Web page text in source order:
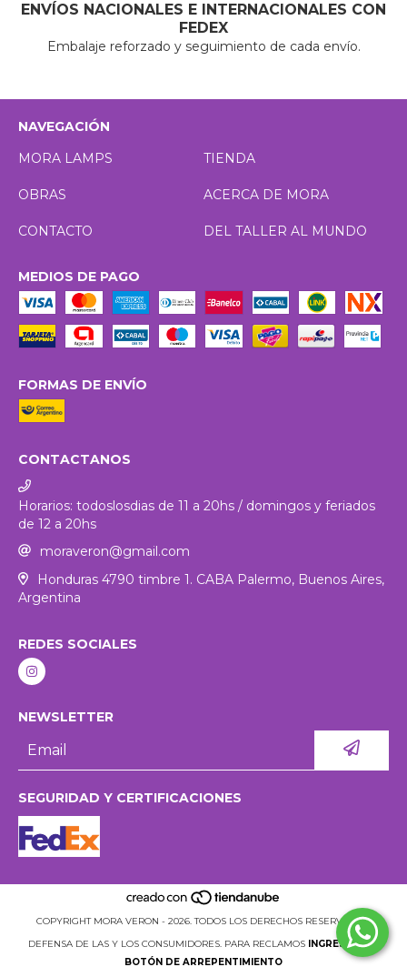
ENVÍOS NACIONALES E INTERNACIONALES CON
FEDEX
Embalaje reforzado y seguimiento de cada envío.
NAVEGACIÓN
MORA LAMPS
TIENDA
OBRAS ACERCA DE MORA
CONTACTO DEL TALLER AL MUNDO
MEDIOS DE PAGO
FORMAS DE ENVÍO
CONTACTANOS
Horarios: todoslosdias de 11 a 20hs / domingos y feriados
de 12 a 20hs
moraveron@gmail.com
Honduras 4790 timbre 1. CABA Palermo, Buenos Aires,
Argentina
REDES SOCIALES
NEWSLETTER
SEGURIDAD Y CERTIFICACIONES
COPYRIGHT MORA VERON - 2026. TODOS LOS DERECHOS RESERVADOS.
DEFENSA DE LAS Y LOS CONSUMIDORES. PARA RECLAMOS
INGRESÁ ACÁ.
BOTÓN DE ARREPENTIMIENTO